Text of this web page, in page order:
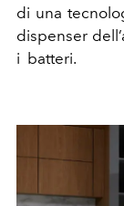
di una
dispenser
i batteri.